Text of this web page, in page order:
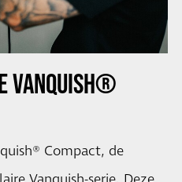
VANQUISH®
Compact, de